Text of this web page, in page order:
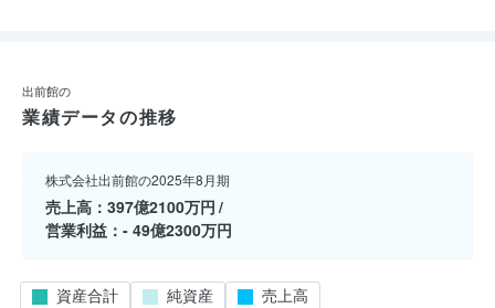
出前館の
業績データの推移
株式会社出前館の2025年8月期
売上高
397億2100万円
営業利益
- 49億2300万円
資産合計 純資産
売上高